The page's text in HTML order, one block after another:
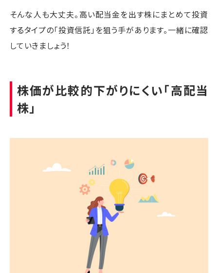
そんな人も大丈夫。高い配当金を出す株にまとめて投資
するタイプの「投資信託」を狙う手があります。一緒に確認
していきましょう！
株価が比較的下がりにくい「高配当
株」